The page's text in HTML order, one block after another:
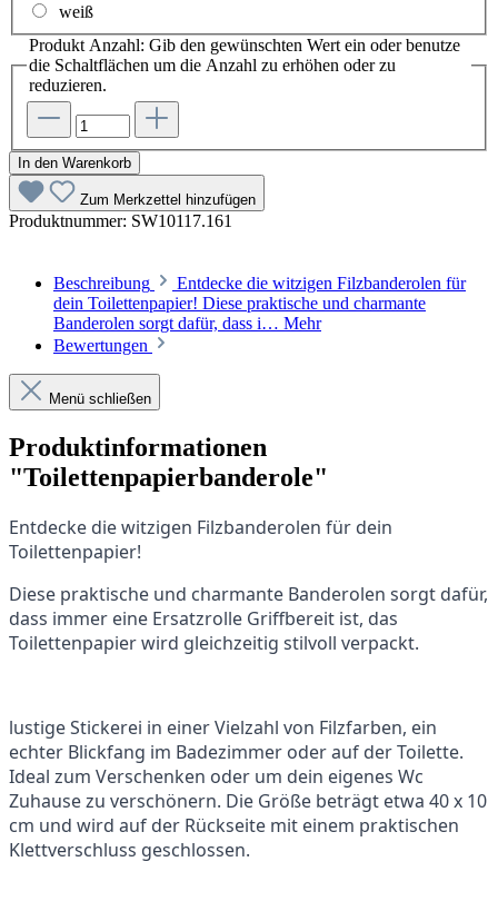
weiß
Produkt Anzahl: Gib den gewünschten Wert ein oder benutze
die Schaltflächen um die Anzahl zu erhöhen oder zu
reduzieren.
In den Warenkorb
Zum Merkzettel hinzufügen
Produktnummer: SW10117.161
Beschreibung
Entdecke die witzigen Filzbanderolen für
dein Toilettenpapier! Diese praktische und charmante
Banderolen sorgt dafür, dass i… Mehr
Bewertungen
Menü schließen
Produktinformationen
"Toilettenpapierbanderole"
Entdecke die witzigen Filzbanderolen für dein
Toilettenpapier!
Diese praktische und charmante Banderolen sorgt dafür,
dass immer eine Ersatzrolle Griffbereit ist, das
Toilettenpapier wird gleichzeitig stilvoll verpackt.
lustige Stickerei in einer Vielzahl von Filzfarben, ein
echter Blickfang im Badezimmer oder auf der Toilette.
Ideal zum Verschenken oder um dein eigenes Wc
Zuhause zu verschönern. Die Größe beträgt etwa 40 x 10
cm und wird auf der Rückseite mit einem praktischen
Klettverschluss geschlossen.